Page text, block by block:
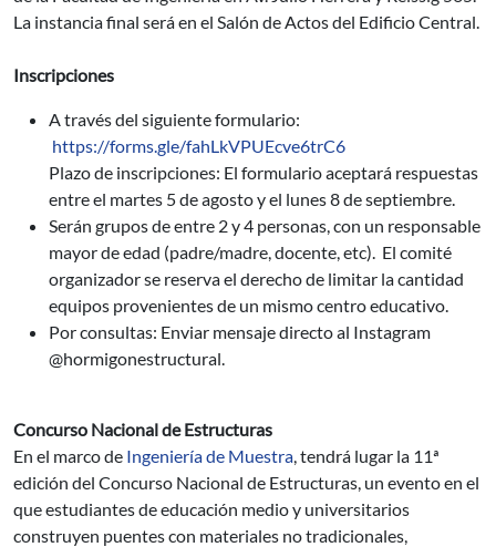
La instancia final será en el Salón de Actos del Edificio Central.
Inscripciones
A través del siguiente formulario:
https://forms.gle/fahLkVPUEcve6trC6
Plazo de inscripciones: El formulario aceptará respuestas
entre el martes 5 de agosto y el lunes 8 de septiembre.
Serán grupos de entre 2 y 4 personas, con un responsable
mayor de edad (padre/madre, docente, etc). El comité
organizador se reserva el derecho de limitar la cantidad
equipos provenientes de un mismo centro educativo.
Por consultas: Enviar mensaje directo al Instagram
@hormigonestructural.
Concurso Nacional de Estructuras
En el marco de Ingeniería de Muestra, tendrá lugar la 11ª
edición del Concurso Nacional de Estructuras, un evento en el
que estudiantes de educación medio y universitarios
construyen puentes con materiales no tradicionales,